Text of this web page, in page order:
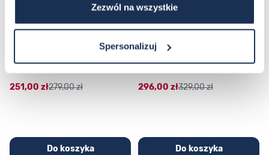
Zezwól na wszystkie
Spersonalizuj
CASIO Sport AE-1200WHD-
03362600
251,00 zł279,00 zł
Do koszyka
Casio Sport AQ-230GA-
9DMQYES
03311457
296,00 zł329,00 zł
Do koszyka